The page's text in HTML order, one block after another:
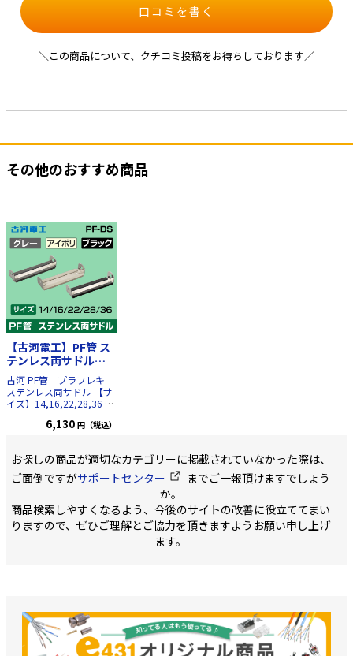
口コミを書く
＼この商品について、クチコミ投稿をお待ちしております／
その他のおすすめ商品
【古河電工】PF管 ス
テンレス両サドル
【16】アイボリー 25
個入り
古河 PF管 プラフレキ
ステンレス両サドル 【サ
イズ】14,16,22,28,36 ■
字は本体の数字と適合し
6,130 円（税込）
お探しの商品が適切なカテゴリーに掲載されていなかった際は、
ご面倒ですがサポートセンター
までご一報頂けますでしょう
か。
商品検索しやすくなるよう、今後のサイトの改善に役立ててまい
りますので、ぜひご理解とご協力を頂きますようお願い申し上げ
ます。